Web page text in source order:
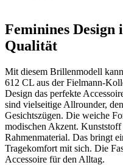
Feminines
Qualität
Mit diesem Brillenmodell
612 CL aus der Fielmann-
Design das perfekte
sind vielseitige Allrounder,
Gesichtszügen. Die weiche
modischen Akzent.
Rahmenmaterial. Das bringt
Tragekomfort mit sich. Die
Accessoire für den Alltag.